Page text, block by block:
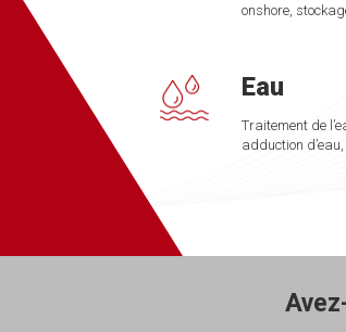
onshore,
Eau
Traitement de
adduction